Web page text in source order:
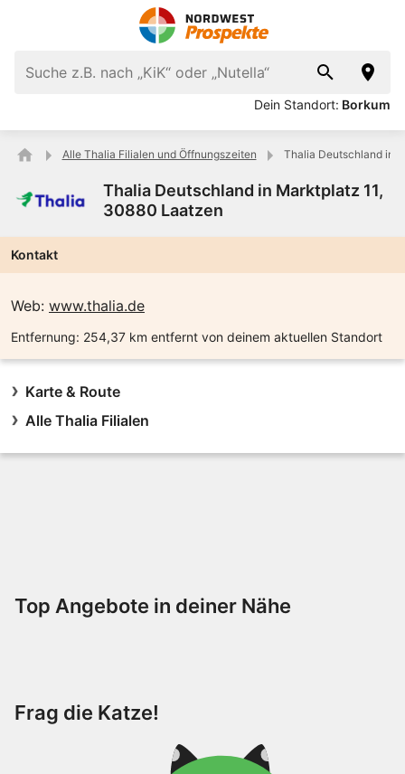
Dein Standort: Borkum
Alle Thalia Filialen und Öffnungszeiten Thalia Deutschland in
Thalia Deutschland in Marktplatz 11,
30880 Laatzen
Kontakt
Web: www.thalia.de
Entfernung: 254,37 km entfernt von deinem aktuellen Standort
Karte & Route
Alle Thalia Filialen
Top Angebote in deiner Nähe
Frag die Katze!